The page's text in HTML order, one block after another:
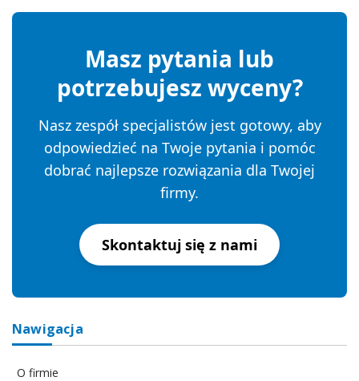
Masz pytania lub
potrzebujesz wyceny?
Nasz zespół specjalistów jest gotowy, aby
odpowiedzieć na Twoje pytania i pomóc
dobrać najlepsze rozwiązania dla Twojej
firmy.
Skontaktuj się z nami
Nawigacja
O firmie